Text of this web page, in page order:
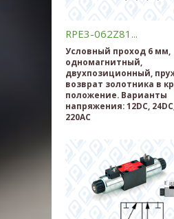
RPE3-062Z81...
Условный проход 6 мм,
одномагнитный,
двухпозиционный,
возврат золотника в
положение. Варианты
напряжения: 12DC,
220AC